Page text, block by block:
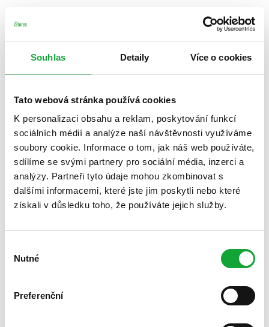
Souhlas Detaily Více o cookies
Tato webová stránka používá cookies
K personalizaci obsahu a reklam, poskytování funkcí
sociálních médií a analýze naší návštěvnosti využíváme
soubory cookie. Informace o tom, jak náš web používáte,
sdílíme se svými partnery pro sociální média, inzerci a
analýzy. Partneři tyto údaje mohou zkombinovat s
dalšími informacemi, které jste jim poskytli nebo které
získali v důsledku toho, že používáte jejich služby.
souhlasu
Nutné
Preferenční